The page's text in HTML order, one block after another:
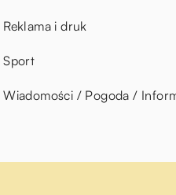
Reklama i druk
Sport
Wiadomości / Pogoda /